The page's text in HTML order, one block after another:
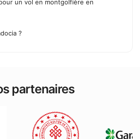
un vol en montgolfière en
?
partenaires